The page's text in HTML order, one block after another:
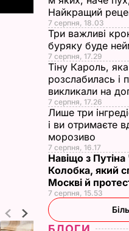
Найкращий
7 серпня, 18.03
Три важливі
буряку буде
7 серпня, 17.29
Тіну Кароль,
розслабилась і
викликали на
7 серпня, 17.26
Лише три
і ви отримаєте
морозиво
7 серпня, 16.17
Навіщо з
Колобка, який
Москві й
7 серпня, 15.53